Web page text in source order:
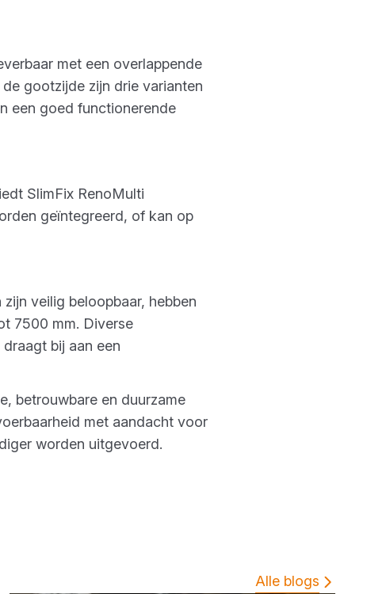
met een overlappende
gootzijde zijn drie varianten
een goed functionerende
SlimFix RenoMulti
geïntegreerd, of kan op
veilig beloopbaar, hebben
7500 mm. Diverse
bij aan een
betrouwbare en duurzame
met aandacht voor
worden uitgevoerd.
Alle blogs